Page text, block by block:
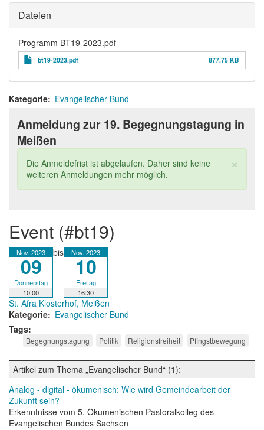
Dateien
Programm BT19-2023.pdf
bt19-2023.pdf 877.75 KB
Kategorie Evangelischer Bund
Anmeldung zur 19. Begegnungstagung in
Meißen
×
Statusmeldung
Die Anmeldefrist ist abgelaufen. Daher sind keine
weiteren Anmeldungen mehr möglich.
event (#bt19)
Nov. 2023
09
Donnerstag
10:00
bis Nov. 2023
10
Freitag
16:30
St. Afra Klosterhof, Meißen
Kategorie
Evangelischer Bund
Tags
Begegnungstagung Politik Religionsfreiheit Pfingstbewegung
Artikel zum Thema „Evangelischer Bund“ (1):
Analog - digital - ökumenisch: Wie wird Gemeindearbeit der
Zukunft sein?
Erkenntnisse vom 5. Ökumenischen Pastoralkolleg des
Evangelischen Bundes Sachsen